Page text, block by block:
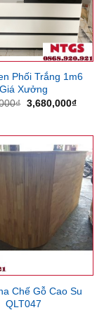
Phối Trắng 1m6
Giá Xưởng
₫ Giá
3,680,000₫Giá
Chế Gỗ Cao Su
QLT047